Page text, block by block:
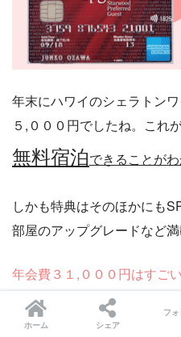
年末にハワイのシェラトン
５,０００円でしたね。これ
無料宿泊できることがわ
しかも特典はそのほかにも
部屋のアップグレードなど満
年会費３１,０００円はすご
ブログからのご紹介キャン
ます。
ホーム シェア
フ